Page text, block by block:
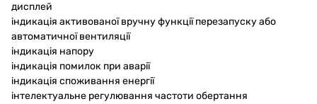
дисплей
індикація активованої вручну функції перезапуску або
автоматичної вентиляції
індикація напору
індикація помилок при аварії
індикація споживання енергії
інтелектуальне регулювання частоти обертання